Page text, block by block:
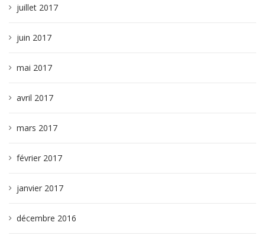
juillet 2017
juin 2017
mai 2017
avril 2017
mars 2017
février 2017
janvier 2017
décembre 2016